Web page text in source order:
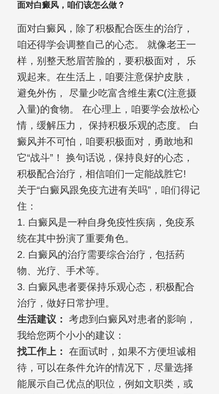
面对白癜风，咱们该怎么做？
面对白癜风，除了积极配合医生的治疗，
咱还得学会调整自己的心态。 就像老王一
样，别整天愁眉苦脸的，要积极面对， 乐
观起来。在生活上，咱要注意保护皮肤，
避免外伤， 尽量少吃富含维生素C(注意摄
入量)的食物。 在心理上，咱要学会放松心
情，缓解压力， 保持积极乐观的态度。 白
癜风并不可怕，咱要积极面对，勇敢地和
它“战斗”！ 换句话说，保持良好的心态，
积极配合治疗，相信咱们一定能战胜它!
关于“白癜风跟免疫亢进有关吗”，咱们得记
住：
1. 白癜风是一种自身免疫性疾病，免疫系
统在其中扮演了重要角色。
2. 白癜风的治疗需要综合治疗，包括药
物、光疗、手术等。
3. 白癜风患者要保持乐观心态，积极配合
治疗，做好日常护理。
生活建议：
考虑到白癜风对患者的影响，
我给您两个小小的建议：
找工作上：
在面试时，如果不方便坦诚相
待，可以在条件允许的情况下，尽量选择
能展示自己优点的职位，例如文职类，或